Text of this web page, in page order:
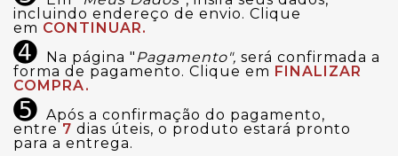
incluindo endereço de envio. Clique
em CONTINUAR.
➍ Na página " Pagamento", será confirmada a
forma de pagamento. Clique em FINALIZAR
COMPRA.
➎ Após a confirmação do pagamento,
entre 7 dias úteis, o produto estará pronto
para a entrega.